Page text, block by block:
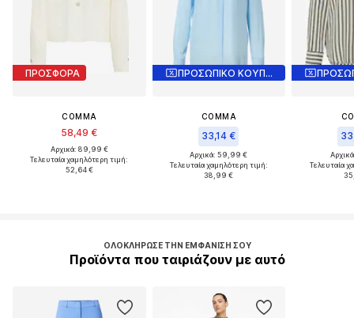
ΠΡΟΣΦΟΡΑ
COMMA
58,49 €
Αρχικά: 89,99 €
Τελευταία χαμηλότερη τιμή:
52,64 €
ΠΡΟΣΩΠΙΚΟ ΚΟΥΠΟΝΙ
COMMA
33,14 €
Αρχικά: 59,99 €
Τελευταία χαμηλότερη τιμή:
38,99 €
Τελευταία
ΟΛΟΚΛΉΡΩΣΕ ΤΗΝ ΕΜΦΆΝΙΣΉ ΣΟΥ
Προϊόντα που ταιριάζουν με αυτό